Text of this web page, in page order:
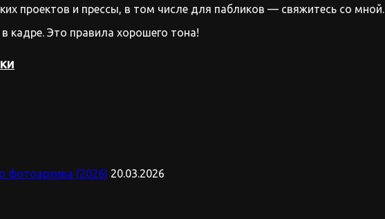
проектов и прессы, в том числе для пабликов — свяжитесь со мной.
кадре. Это правила хорошего тона!
фотоархива (2026) 20.03.2026